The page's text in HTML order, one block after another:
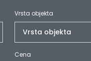
Vrsta objekta
Cena